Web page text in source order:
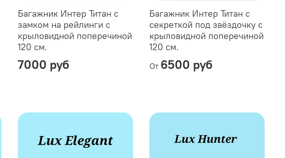
Багажник Интер Титан с
замком на рейлинги с
крыловидной поперечиной
120 см.
7000 руб
Багажник Интер Титан с
секреткой под звёздочку с
крыловидной поперечиной
120 см.
От 6500 руб